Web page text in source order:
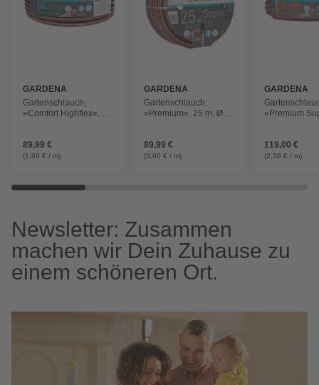
GARDENA
Gartenschlauch,
»Comfort Highflex«, 50
89,99 €
(1,80 € / m)
GARDENA
Gartenschlauch,
»Premium«, 25 m, Ø
89,99 €
(3,60 € / m)
GARDENA
»Premium
119,00 €
(2,38 € / m)
Newsletter: Zusammen
machen wir Dein Zuhause zu
einem schöneren Ort.